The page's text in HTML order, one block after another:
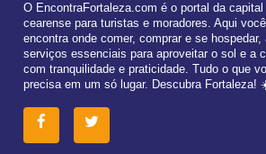
O EncontraFortaleza.com é o portal da capital
cearense para turistas e moradores. Aqui você
encontra onde comer, comprar e se hospedar,
serviços essenciais para aproveitar o sol e a
com tranquilidade e praticidade. Tudo o que
precisa em um só lugar. Descubra Fortaleza!